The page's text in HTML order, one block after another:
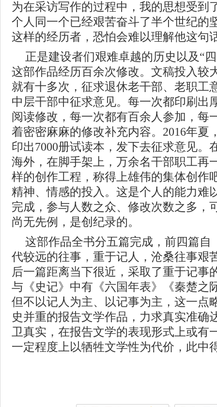
为在采访写作的过程中，我的思想受到
个人同一个已经艰苦奋斗了半个世纪的
这样的经历者，恐怕会难以理解他这句
正是建设者们艰难卓越的历史以及“
这部作品经历百余次修改。文稿投入较
就有十多次，征求退休老干部、老职工
中层干部中征求意见。每一次都印刷出
阅读修改，每一次都有百余人参加，每
着密密麻麻的修改补充内容。2016年夏
印出7000册试读本，发下去征求意见。
海外，在脚手架上，万余名干部职工再
样的创作工程，称得上雄伟的集体创作
精神、情感的投入。这是个人的能力难
完成，参与人数之众、修改次数之多，
尚无先例，是创纪录的。
这部作品全书分五篇完成，前四篇自
代较远的往事，重于记人，沧桑往事艰
后一篇距离当下很近，采取了重于记事
与《史记》中有《六国年表》《秦楚之
但不以记人为主、以记事为主，这一点
史并重的报告文学作品，力求真实准确
卫真实，在报告文学的表现形式上或有
一定程度上以牺牲文学性为代价，此中